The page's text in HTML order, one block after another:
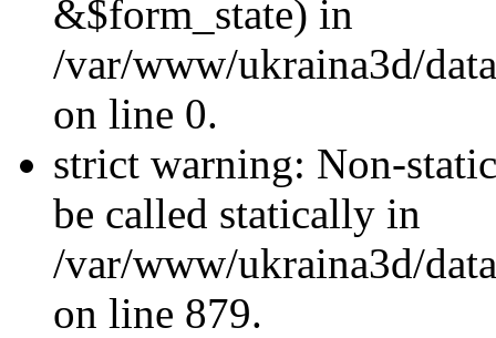
&$form_state) in
/var/www/ukraina3d/
on line 0.
strict warning: Non-
be called statically in
/var/www/ukraina3d/
on line 879.